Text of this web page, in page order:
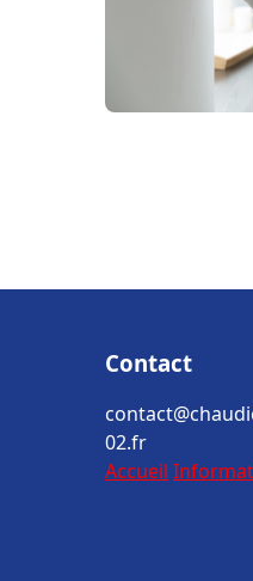
Contact
02.fr
Accueil